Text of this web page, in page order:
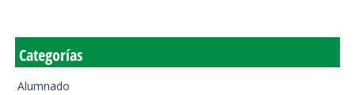
Categorías
Alumnado